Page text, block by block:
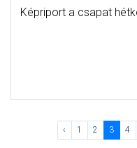
Képriport a csapat
‹ 1 2 3 4